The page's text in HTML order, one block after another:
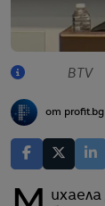
BTV
от profit.bg